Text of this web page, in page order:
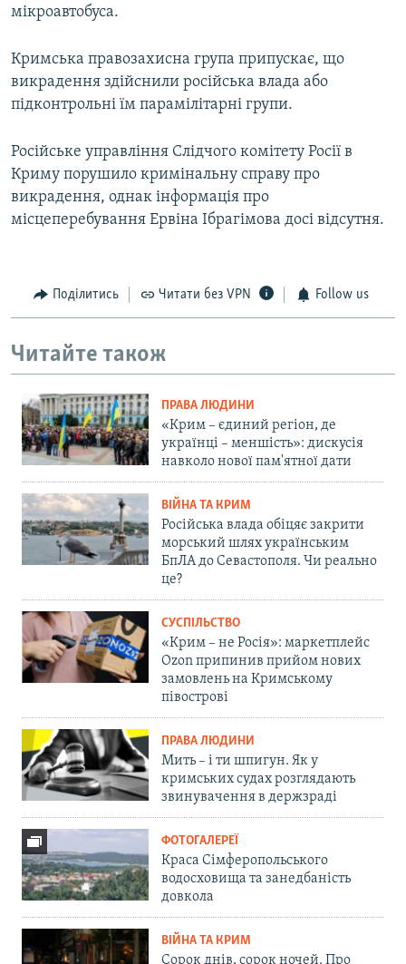
мікроавтобуса.
Кримська правозахисна група припускає, що
викрадення здійснили російська влада або
підконтрольні їм парамілітарні групи.
Російське управління Слідчого комітету Росії в
Криму порушило кримінальну справу про
викрадення, однак інформація про
місцеперебування Ервіна Ібрагімова досі відсутня.
Поділитись Читати без VPN Follow us
Читайте також
ПРАВА ЛЮДИНИ
«Крим – єдиний регіон, де
українці – меншість»: дискусія
навколо нової пам'ятної дати
ВІЙНА ТА КРИМ
Російська влада обіцяє закрити
морський шлях українським
БпЛА до Севастополя. Чи реально
це?
СУСПІЛЬСТВО
«Крим – не Росія»: маркетплейс
Ozon припинив прийом нових
замовлень на Кримському
півострові
ПРАВА ЛЮДИНИ
Мить – і ти шпигун. Як у
кримських судах розглядають
звинувачення в держзраді
ФОТОГАЛЕРЕЇ
Краса Сімферопольського
водосховища та занедбаність
довкола
ВІЙНА ТА КРИМ
Сорок днів, сорок ночей. Про